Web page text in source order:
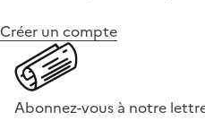
Créer un compte
Abonnez-vous à notre